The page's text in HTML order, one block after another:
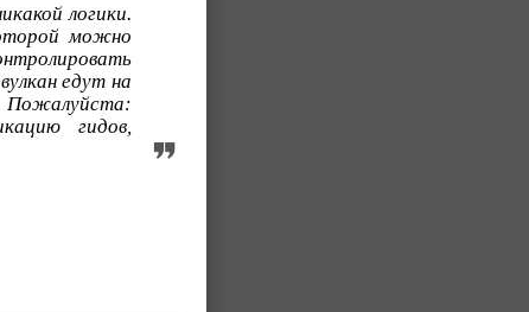
логики.
можно
едут на
Пожалуйста:
гидов,